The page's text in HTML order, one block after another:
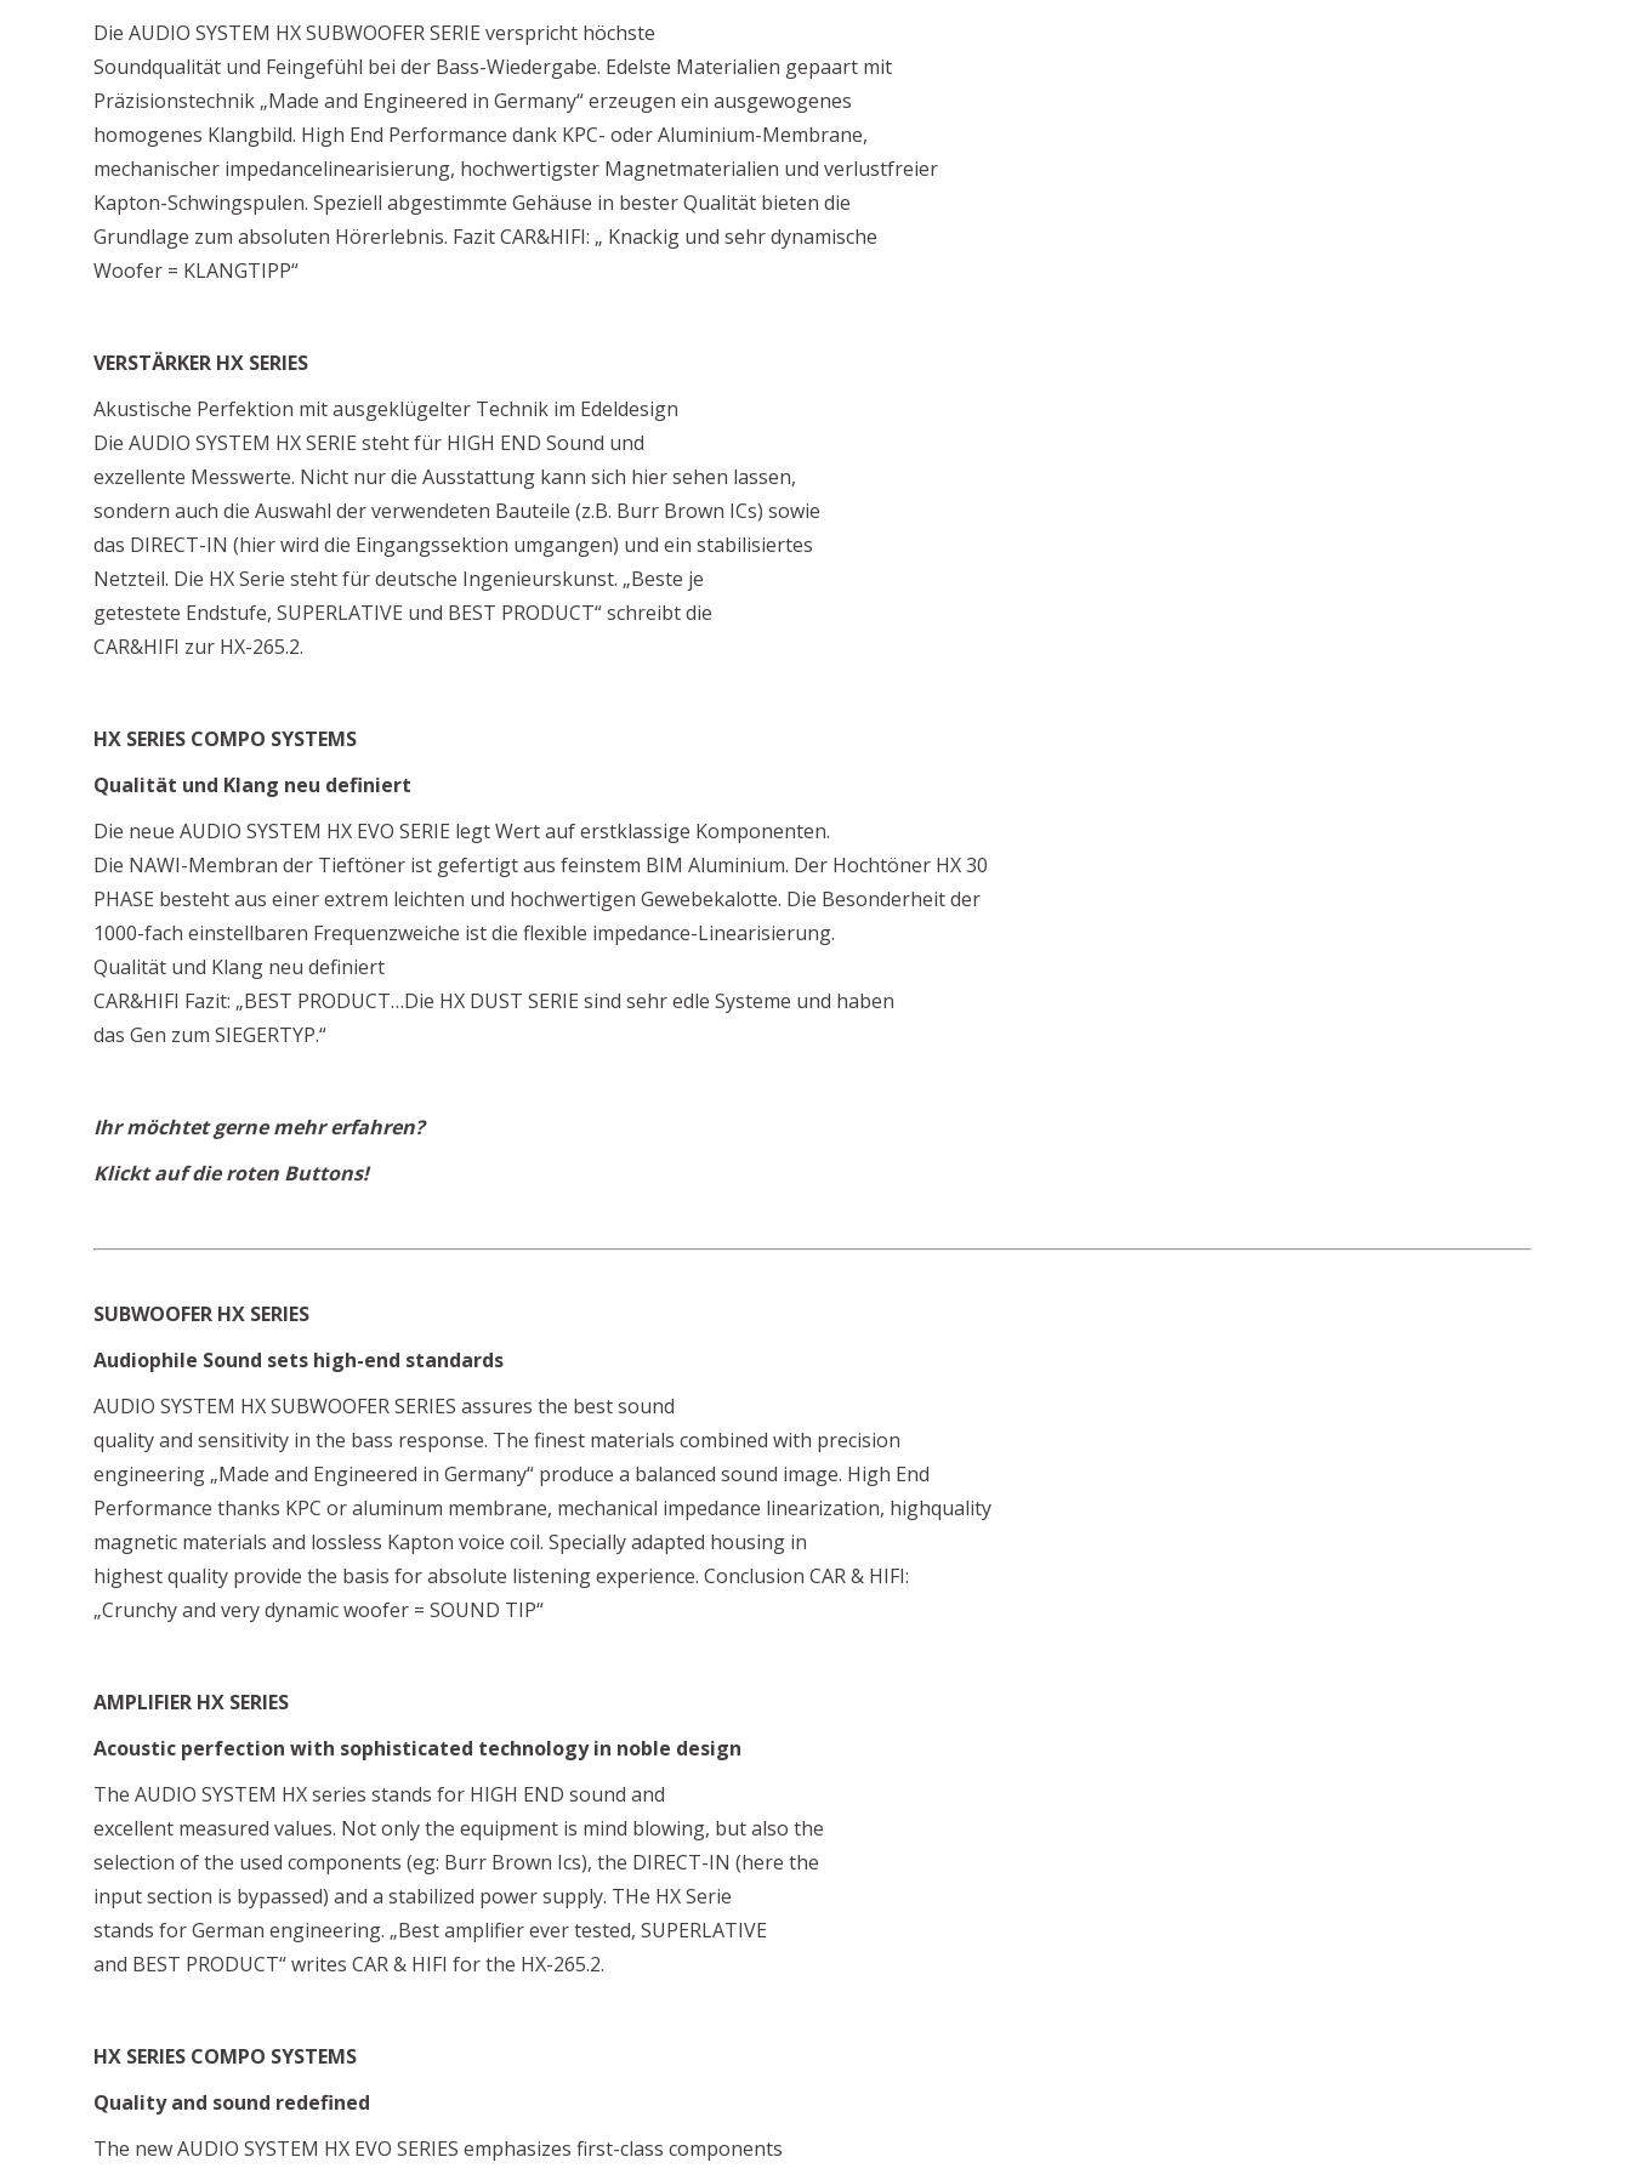
Die AUDIO SYSTEM HX SUBWOOFER SERIE verspricht höchste
Soundqualität und Feingefühl bei der Bass-Wiedergabe. Edelste Materialien gepaart mit
Präzisionstechnik „Made and Engineered in Germany“ erzeugen ein ausgewogenes
homogenes Klangbild. High End Performance dank KPC- oder Aluminium-Membrane,
mechanischer impedancelinearisierung, hochwertigster Magnetmaterialien und verlustfreier
Kapton-Schwingspulen. Speziell abgestimmte Gehäuse in bester Qualität bieten die
Grundlage zum absoluten Hörerlebnis. Fazit CAR&HIFI: „ Knackig und sehr dynamische
Woofer = KLANGTIPP“
VERSTÄRKER HX SERIES
Akustische Perfektion mit ausgeklügelter Technik im Edeldesign
Die AUDIO SYSTEM HX SERIE steht für HIGH END Sound und
exzellente Messwerte. Nicht nur die Ausstattung kann sich hier sehen lassen,
sondern auch die Auswahl der verwendeten Bauteile (z.B. Burr Brown ICs) sowie
das DIRECT-IN (hier wird die Eingangssektion umgangen) und ein stabilisiertes
Netzteil. Die HX Serie steht für deutsche Ingenieurskunst. „Beste je
getestete Endstufe, SUPERLATIVE und BEST PRODUCT“ schreibt die
CAR&HIFI zur HX-265.2.
HX SERIES COMPO SYSTEMS
Qualität und Klang neu definiert
Die neue AUDIO SYSTEM HX EVO SERIE legt Wert auf erstklassige Komponenten.
Die NAWI-Membran der Tieftöner ist gefertigt aus feinstem BIM Aluminium. Der Hochtöner HX 30
PHASE besteht aus einer extrem leichten und hochwertigen Gewebekalotte. Die Besonderheit der
1000-fach einstellbaren Frequenzweiche ist die flexible impedance-Linearisierung.
Qualität und Klang neu definiert
CAR&HIFI Fazit: „BEST PRODUCT…Die HX DUST SERIE sind sehr edle Systeme und haben
das Gen zum SIEGERTYP.“
Ihr möchtet gerne mehr erfahren?
Klickt auf die roten Buttons!
SUBWOOFER HX SERIES
Audiophile Sound sets high-end standards
AUDIO SYSTEM HX SUBWOOFER SERIES assures the best sound
quality and sensitivity in the bass response. The finest materials combined with precision
engineering „Made and Engineered in Germany“ produce a balanced sound image. High End
Performance thanks KPC or aluminum membrane, mechanical impedance linearization, highquality
magnetic materials and lossless Kapton voice coil. Specially adapted housing in
highest quality provide the basis for absolute listening experience. Conclusion CAR & HIFI:
„Crunchy and very dynamic woofer = SOUND TIP“
AMPLIFIER HX SERIES
Acoustic perfection with sophisticated technology in noble design
The AUDIO SYSTEM HX series stands for HIGH END sound and
excellent measured values. Not only the equipment is mind blowing, but also the
selection of the used components (eg: Burr Brown Ics), the DIRECT-IN (here the
input section is bypassed) and a stabilized power supply. THe HX Serie
stands for German engineering. „Best amplifier ever tested, SUPERLATIVE
and BEST PRODUCT“ writes CAR & HIFI for the HX-265.2.
HX SERIES COMPO SYSTEMS
Quality and sound redefined
The new AUDIO SYSTEM HX EVO SERIES emphasizes first-class components